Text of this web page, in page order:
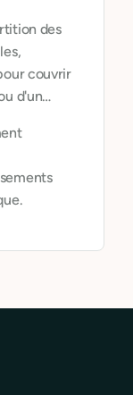
des
couvrir
d'un